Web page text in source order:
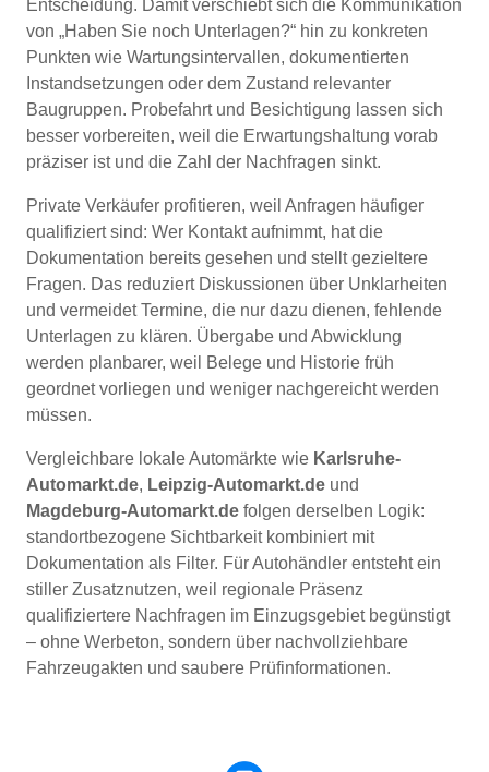
Entscheidung. Damit verschiebt sich die Kommunikation
von „Haben Sie noch Unterlagen?“ hin zu konkreten
Punkten wie Wartungsintervallen, dokumentierten
Instandsetzungen oder dem Zustand relevanter
Baugruppen. Probefahrt und Besichtigung lassen sich
besser vorbereiten, weil die Erwartungshaltung vorab
präziser ist und die Zahl der Nachfragen sinkt.
Private Verkäufer profitieren, weil Anfragen häufiger
qualifiziert sind: Wer Kontakt aufnimmt, hat die
Dokumentation bereits gesehen und stellt gezieltere
Fragen. Das reduziert Diskussionen über Unklarheiten
und vermeidet Termine, die nur dazu dienen, fehlende
Unterlagen zu klären. Übergabe und Abwicklung
werden planbarer, weil Belege und Historie früh
geordnet vorliegen und weniger nachgereicht werden
müssen.
Vergleichbare lokale Automärkte wie Karlsruhe-
Automarkt.de, Leipzig-Automarkt.de und
Magdeburg-Automarkt.de folgen derselben Logik:
standortbezogene Sichtbarkeit kombiniert mit
Dokumentation als Filter. Für Autohändler entsteht ein
stiller Zusatznutzen, weil regionale Präsenz
qualifiziertere Nachfragen im Einzugsgebiet begünstigt
– ohne Werbeton, sondern über nachvollziehbare
Fahrzeugakten und saubere Prüfinformationen.